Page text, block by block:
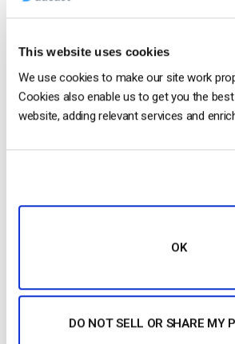
This website uses cookies
We use cookies to make our site work
Cookies also enable us to get you the
website, adding relevant services and
OK
DO NOT SELL OR SHARE MY
Cloud est divisé en
Posted inLe blog des experts vidéo
Le blog des
savoir [2023 Update]
POSTÉ LEJANUARY 26, 2026